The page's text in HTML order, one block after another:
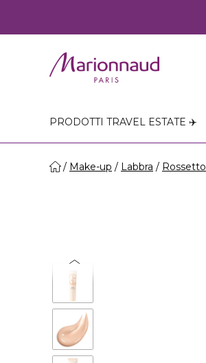
PRODOTTI TRAVEL ESTATE ✈️
Make-up Labbra Rossetto